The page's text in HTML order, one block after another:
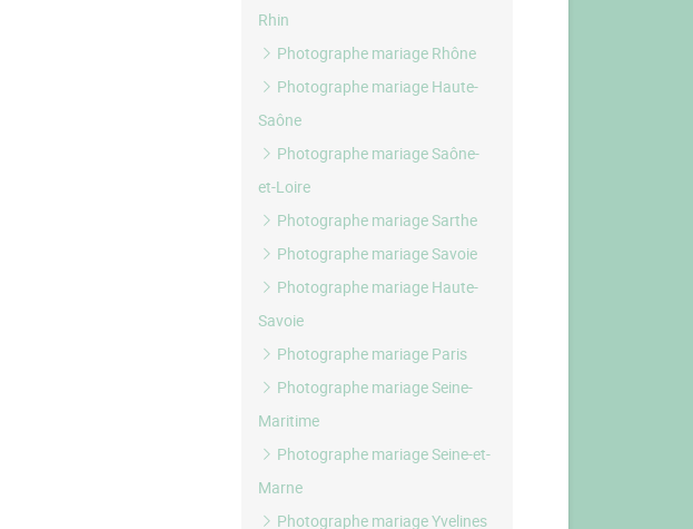
Rhin
Photographe mariage Rhône
Photographe mariage Haute-
Saône
Photographe mariage Saône-
et-Loire
Photographe mariage Sarthe
Photographe mariage Savoie
Photographe mariage Haute-
Savoie
Photographe mariage Paris
Photographe mariage Seine-
Maritime
Photographe mariage Seine-et-
Marne
Photographe mariage Yvelines